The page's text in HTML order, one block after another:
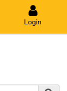
Login